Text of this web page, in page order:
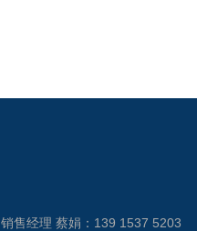
销售经理 蔡娟：139 1537 5203